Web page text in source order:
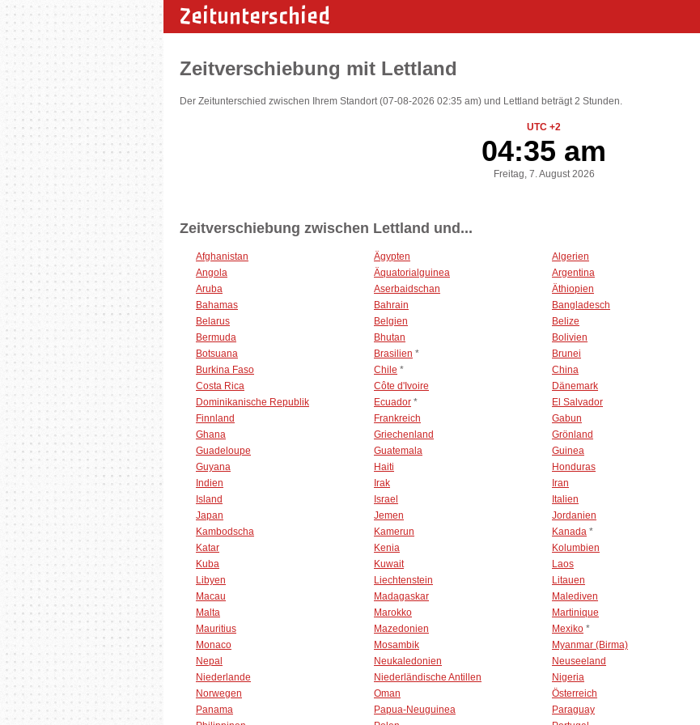
Zeitunterschied
Zeitverschiebung mit Lettland
Der Zeitunterschied zwischen Ihrem Standort (07-08-2026 02:35 am) und Lettland beträgt 2 Stunden.
UTC +2
04:35 am
Freitag, 7. August 2026
Zeitverschiebung zwischen Lettland und...
Afghanistan Ägypten Algerien
Angola
Äquatorialguinea Argentina
Aruba
Aserbaidschan Äthiopien
Bahamas
Bahrain Bangladesch
Belarus
Belgien Belize
Bermuda
Bhutan Bolivien
Botsuana
Brasilien * Brunei
Burkina Faso
Chile * China
Costa Rica
Côte d'Ivoire Dänemark
Dominikanische Republik
Ecuador * El Salvador
Finnland
Frankreich Gabun
Ghana
Griechenland Grönland
Guadeloupe
Guatemala Guinea
Guyana
Haiti Honduras
Indien
Irak Iran
Island
Israel Italien
Japan
Jemen Jordanien
Kambodscha
Kamerun Kanada *
Katar
Kenia Kolumbien
Kuba
Kuwait Laos
Libyen
Liechtenstein Litauen
Macau
Madagaskar Malediven
Malta
Marokko Martinique
Mauritius
Mazedonien Mexiko *
Monaco
Mosambik Myanmar (Birma)
Nepal
Neukaledonien Neuseeland
Niederlande
Niederländische Antillen Nigeria
Norwegen
Oman Österreich
Panama
Papua-Neuguinea Paraguay